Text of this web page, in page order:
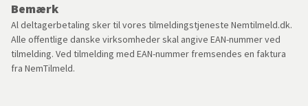
Bemærk
Al deltagerbetaling sker til vores tilmeldingstjeneste Nemtilmeld.dk.
Alle offentlige danske virksomheder skal angive EAN-nummer ved
tilmelding. Ved tilmelding med EAN-nummer fremsendes en faktura
fra NemTilmeld.